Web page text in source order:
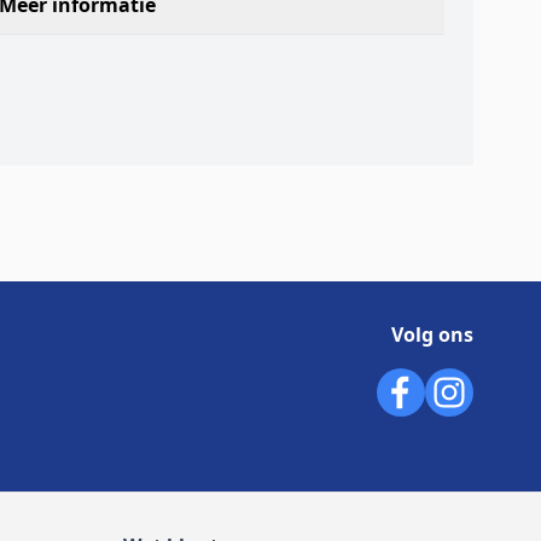
Volg ons